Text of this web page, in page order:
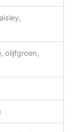
olijfgroen,